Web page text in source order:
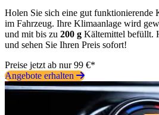
Holen Sie sich eine gut funktionierende
im Fahrzeug. Ihre Klimaanlage wird
und mit bis zu 200 g Kältemittel befüllt.
und sehen Sie Ihren Preis sofort!
Preise jetzt ab nur 99 €*
Angebote erhalten